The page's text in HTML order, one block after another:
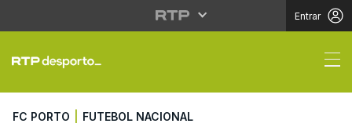
Entrar
FC Porto confirma
FC PORTO FUTEBOL NACIONAL